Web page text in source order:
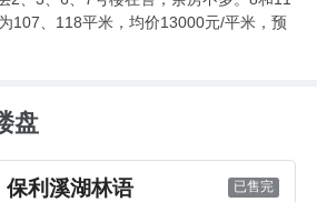
107、118平米，均价13000元/平米，预
盘
保利溪湖林语 已售完